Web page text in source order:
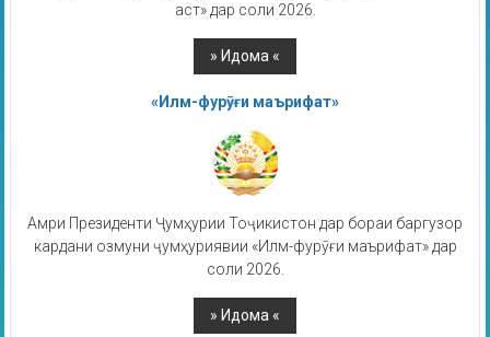
аст» дар соли 2026.
«Илм-фурӯғи маърифат»
Амри Президенти Ҷумҳурии Тоҷикистон дар бораи баргузор
кардани озмуни ҷумҳуриявии «Илм-фурӯғи маърифат» дар
соли 2026.